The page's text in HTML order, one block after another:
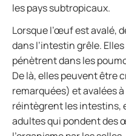
les pays subtropicaux.
Lorsque l’œuf est avalé,
dans l’intestin grêle.
pénètrent dans les
De là, elles peuvent être
remarquées) et avalées
réintègrent les intestins,
adultes qui pondent des